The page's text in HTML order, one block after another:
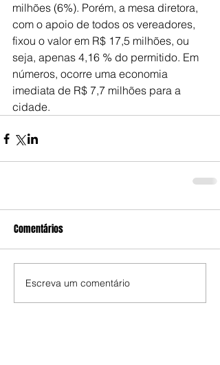
milhões (6%). Porém, a mesa diretora,
com o apoio de todos os vereadores,
fixou o valor em R$ 17,5 milhões, ou
seja, apenas 4,16 % do permitido. Em
números, ocorre uma economia
imediata de R$ 7,7 milhões para a
cidade.
Comentários
Escreva um comentário